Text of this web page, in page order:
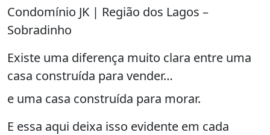
Condomínio JK | Região dos Lagos –
Sobradinho
Existe uma diferença muito clara entre uma
casa construída para vender…
e uma casa construída para morar.
E essa aqui deixa isso evidente em cada